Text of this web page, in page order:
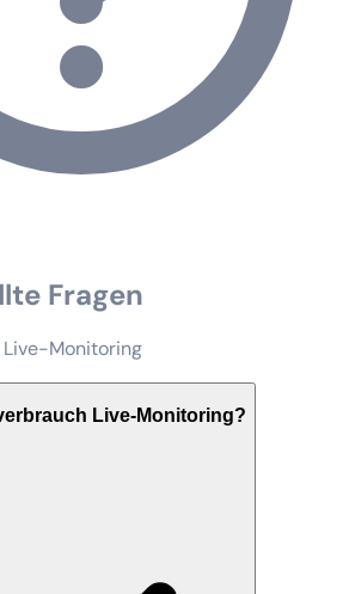
Fragen
Live-Monitoring
Live-Monitoring?